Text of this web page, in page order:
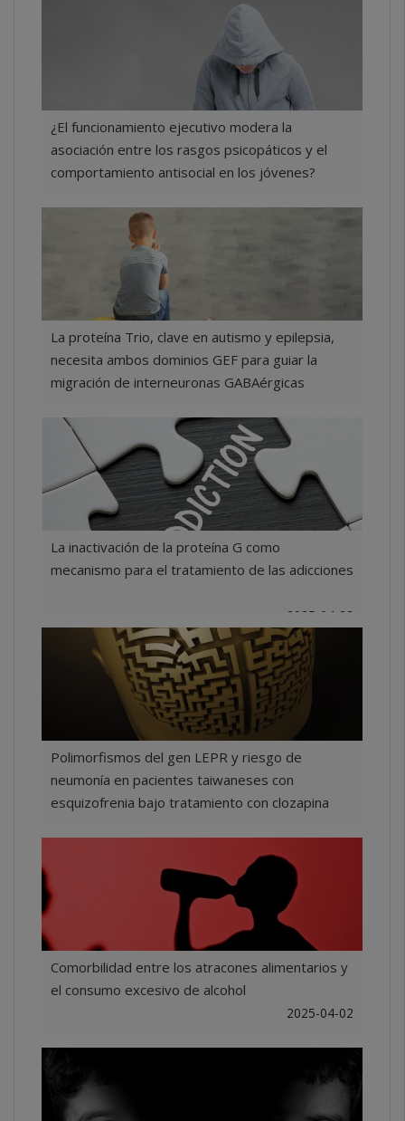
¿El funcionamiento ejecutivo modera la
asociación entre los rasgos psicopáticos y el
comportamiento antisocial en los jóvenes?
2025-05-01
La proteína Trio, clave en autismo y epilepsia,
necesita ambos dominios GEF para guiar la
migración de interneuronas GABAérgicas
2025-04-29
La inactivación de la proteína G como
mecanismo para el tratamiento de las adicciones
2025-04-28
Polimorfismos del gen LEPR y riesgo de
neumonía en pacientes taiwaneses con
esquizofrenia bajo tratamiento con clozapina
Comorbilidad entre los atracones alimentarios y
el consumo excesivo de alcohol
2025-04-02